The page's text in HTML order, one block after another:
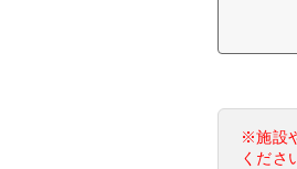
※施設
くださ